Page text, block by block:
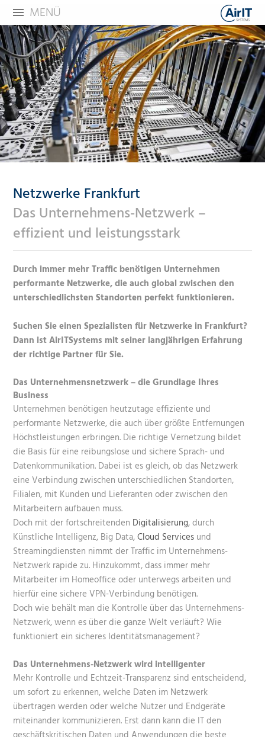
MENÜ
Netzwerke Frankfurt
Das Unternehmens-Netzwerk –
effizient und leistungsstark
Durch immer mehr Traffic benötigen Unternehmen
performante Netzwerke, die auch global zwischen den
unterschiedlichsten Standorten perfekt funktionieren.
Suchen Sie einen Spezialisten für Netzwerke in Frankfurt?
Dann ist AirITSystems mit seiner langjährigen Erfahrung
der richtige Partner für Sie.
Das Unternehmensnetzwerk – die Grundlage Ihres
Business
Unternehmen benötigen heutzutage effiziente und
performante Netzwerke, die auch über größte Entfernungen
Höchstleistungen erbringen. Die richtige Vernetzung bildet
die Basis für eine reibungslose und sichere Sprach- und
Datenkommunikation. Dabei ist es gleich, ob das Netzwerk
eine Verbindung zwischen unterschiedlichen Standorten,
Filialen, mit Kunden und Lieferanten oder zwischen den
Mitarbeitern aufbauen muss.
Doch mit der fortschreitenden Digitalisierung, durch
Künstliche Intelligenz, Big Data,Cloud Services und
Streamingdiensten nimmt der Traffic im Unternehmens-
Netzwerk rapide zu. Hinzukommt, dass immer mehr
Mitarbeiter im Homeoffice oder unterwegs arbeiten und
hierfür eine sichere VPN-Verbindung benötigen.
Doch wie behält man die Kontrolle über das Unternehmens-
Netzwerk, wenn es über die ganze Welt verläuft? Wie
funktioniert ein sicheres Identitätsmanagement?
Das Unternehmens-Netzwerk wird intelligenter
Mehr Kontrolle und Echtzeit-Transparenz sind entscheidend,
um sofort zu erkennen, welche Daten im Netzwerk
übertragen werden oder welche Nutzer und Endgeräte
miteinander kommunizieren. Erst dann kann die IT den